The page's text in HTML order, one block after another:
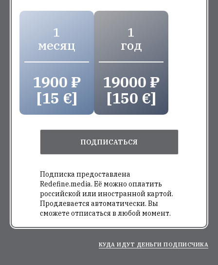
1
месяц
1900 ₽
[15 €]
1
год
19000 ₽
[150 €]
ПОДПИСАТЬСЯ
Подписка предоставлена
Redefine.media. Её можно оплатить
российской или иностранной картой.
Продлевается автоматически. Вы
сможете отписаться в любой момент.
КУДА ИДУТ ДЕНЬГИ ПОДПИСЧИКА